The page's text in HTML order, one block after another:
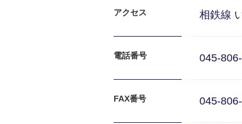
アクセス 相鉄線
電話番号 045-
FAX番号 045-